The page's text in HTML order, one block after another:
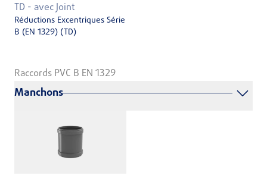
TD - avec Joint
Réductions Excentriques Série
B (EN 1329) (TD)
Raccords PVC B EN 1329
Manchons